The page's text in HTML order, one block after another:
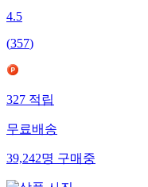
4.5
(357)
327적립
무료배송
39,242명구매중